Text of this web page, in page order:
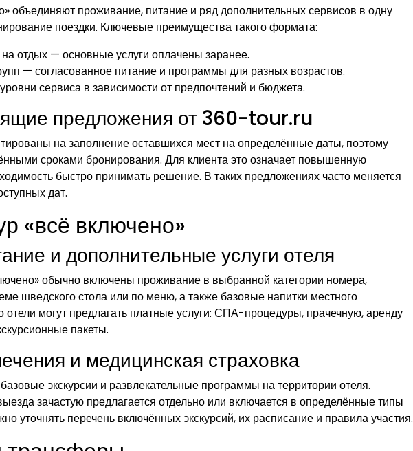
объединяют проживание, питание и ряд дополнительных сервисов в одну
поездки. Ключевые преимущества такого формата:
отдых — основные услуги оплачены заранее.
— согласованное питание и программы для разных возрастов.
сервиса в зависимости от предпочтений и бюджета.
предложения от 360-tour.ru
на заполнение оставшихся мест на определённые даты, поэтому
сроками бронирования. Для клиента это означает повышенную
быстро принимать решение. В таких предложениях часто меняется
дат.
«всё включено»
и дополнительные услуги отеля
обычно включены проживание в выбранной категории номера,
шведского стола или по меню, а также базовые напитки местного
отели могут предлагать платные услуги: СПА-процедуры, прачечную, аренду
пакеты.
и медицинская страховка
экскурсии и развлекательные программы на территории отеля.
зачастую предлагается отдельно или включается в определённые типы
уточнять перечень включённых экскурсий, их расписание и правила участия.